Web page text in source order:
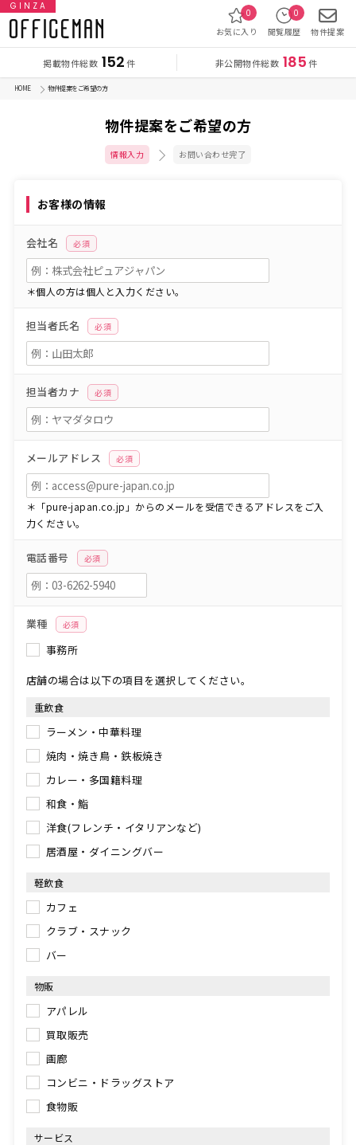
GINZA
掲載物件総数 152件 非公開物件総数 185件
お気に入り
0
閲覧履歴
0
物件提案
HOME 物件提案をご希望の方
物件提案をご希望の方
情報入力 お問い合わせ完了
お客様の情報
会社名 必須
＊個人の方は個人と入力ください。
担当者氏名 必須
担当者カナ 必須
メールアドレス 必須
＊「pure-japan.co.jp」からのメールを受信できるアドレスをご入
力ください。
電話番号 必須
業種 必須
事務所
店舗の場合は以下の項目を選択してください。
重飲食
ラーメン・中華料理
焼肉・焼き鳥・鉄板焼き
カレー・多国籍料理
和食・鮨
洋食(フレンチ・イタリアンなど)
居酒屋・ダイニングバー
軽飲食
カフェ
クラブ・スナック
バー
物販
アパレル
買取販売
画廊
コンビニ・ドラッグストア
食物販
サービス